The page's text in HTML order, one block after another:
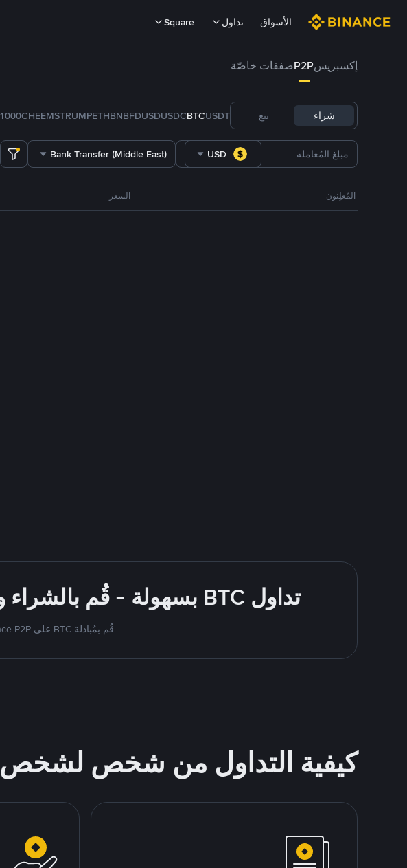
الأسواق تداول Square
إكسبريسP2Pصفقات خاصّة
شراء بيع USDT
BTC
USDC
FDUSD
BNB
ETH
TRUMP
1000CHEEMS
USD
Bank Transfer (Middle East)
المُعلِنون السعر
تداول BTC بسهولة - قُم بالشراء والبيع باستخدام Bank Transfer (Middle East)
قُم بمُبادلة BTC على Binance P2P. اعثر على أفضل العروض أدناه لشراء وبيع Bitcoin
كيفية التداول من شخص لشخص